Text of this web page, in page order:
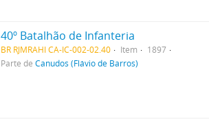
40º Batalhão de Infanteria
BR RJMRAHI CA-IC-002-02.40 Item
1897
Parte deCanudos (Flávio de Barros)